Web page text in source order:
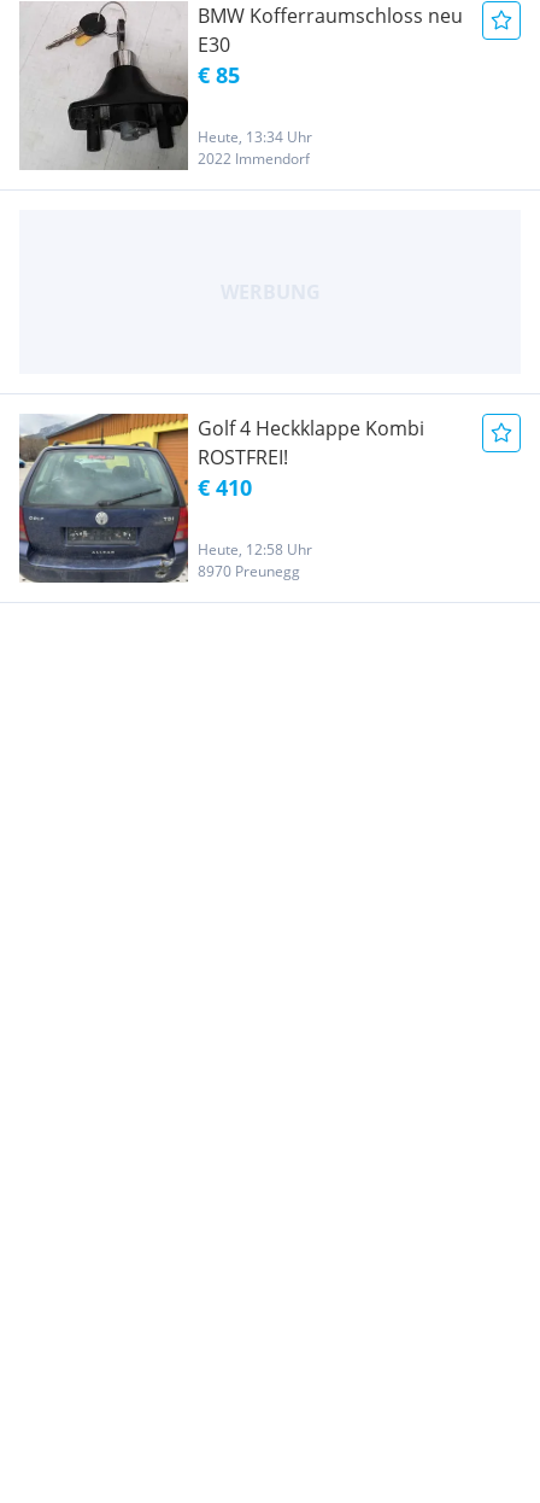
BMW Kofferraumschloss neu
E30
€ 85
Heute, 13:34 Uhr
2022 Immendorf
Golf 4 Heckklappe Kombi
ROSTFREI!
€ 410
Heute, 12:58 Uhr
8970 Preunegg